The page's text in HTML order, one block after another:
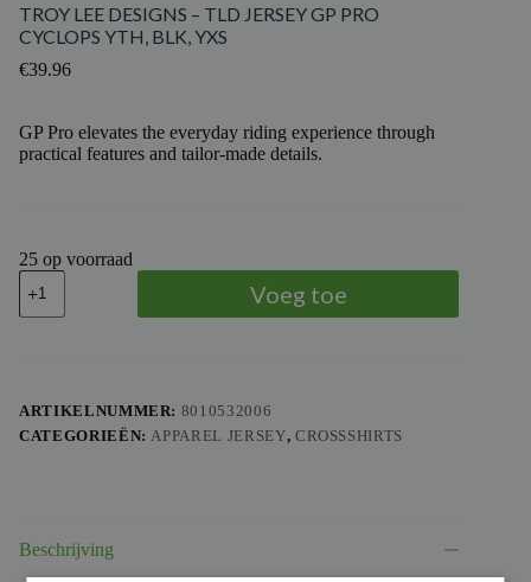
TROY LEE DESIGNS – TLD JERSEY GP PRO
CYCLOPS YTH, BLK, YXS
€39.96
GP Pro elevates the everyday riding experience through
practical features and tailor-made details.
25 op voorraad
TROY
LEE
DESIGNS
PRO
CYCLOPS
Voeg toe
ARTIKELNUMMER: 8010532006
CATEGORIEËN: APPAREL JERSEY, CROSSSHIRTS
Beschrijving